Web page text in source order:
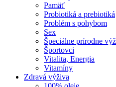
Pamäť
Probiotiká a prebiotiká
Problém s pohybom
Sex
Špeciálne prírodne
Športovci
Vitalita, Energia
Vitamíny
Zdravá výživa